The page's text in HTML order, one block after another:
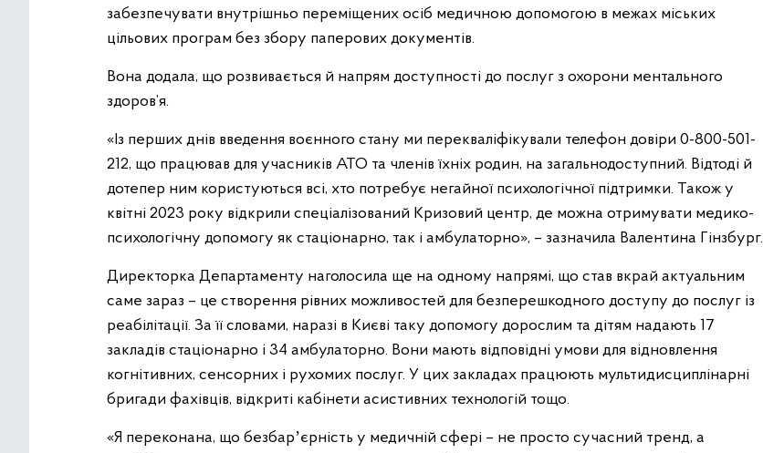
забезпечувати внутрішньо переміщених осіб медичною допомогою в межах міських
цільових програм без збору паперових документів.
Вона додала, що розвивається й напрям доступності до послуг з охорони ментального
здоров’я.
«Із перших днів введення воєнного стану ми перекваліфікували телефон довіри 0-800-501-
212, що працював для учасників АТО та членів їхніх родин, на загальнодоступний. Відтоді й
дотепер ним користуються всі, хто потребує негайної психологічної підтримки. Також у
квітні 2023 року відкрили спеціалізований Кризовий центр, де можна отримувати медико-
психологічну допомогу як стаціонарно, так і амбулаторно», – зазначила Валентина Гінзбург.
Директорка Департаменту наголосила ще на одному напрямі, що став вкрай актуальним
саме зараз – це створення рівних можливостей для безперешкодного доступу до послуг із
реабілітації. За її словами, наразі в Києві таку допомогу дорослим та дітям надають 17
закладів стаціонарно і 34 амбулаторно. Вони мають відповідні умови для відновлення
когнітивних, сенсорних і рухомих послуг. У цих закладах працюють мультидисциплінарні
бригади фахівців, відкриті кабінети асистивних технологій тощо.
«Я переконана, що безбарʼєрність у медичній сфері – не просто сучасний тренд, а